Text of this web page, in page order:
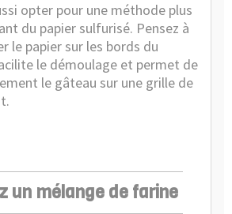
opter pour une méthode plus
du papier sulfurisé. Pensez à
le papier sur les bords du
le démoulage et permet de
le gâteau sur une grille de
.
un mélange de farine